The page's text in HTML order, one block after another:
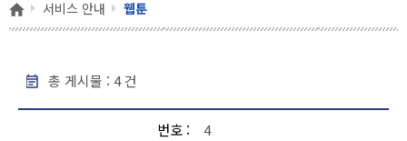
홈 서비스 안내 웹툰
총 게시물 : 4건
번호 4